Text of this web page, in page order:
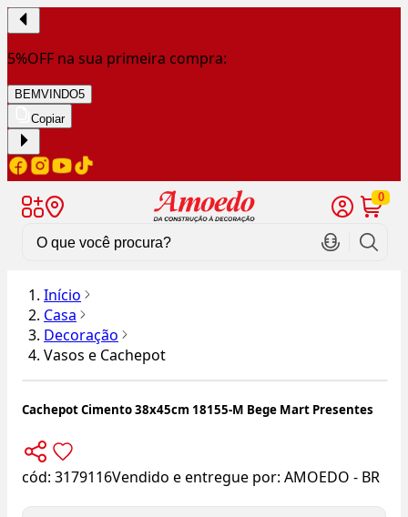
5%OFF na sua primeira compra:
BEMVINDO5
Copiar
0
Início
Casa
Decoração
Vasos e Cachepot
Cachepot Cimento 38x45cm 18155-M Bege Mart Presentes
cód: 3179116Vendido e entregue por: AMOEDO - BR